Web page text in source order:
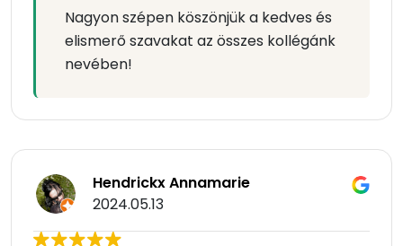
Nagyon szépen köszönjük a kedves és
elismerő szavakat az összes kollégánk
nevében!
Hendrickx Annamarie
2024.05.13